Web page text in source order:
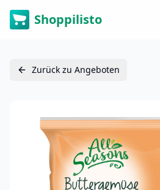
Shoppilisto
Zurück zu Angeboten